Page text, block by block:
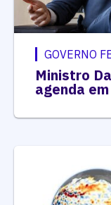
GOVERNO
Ministro
agenda em